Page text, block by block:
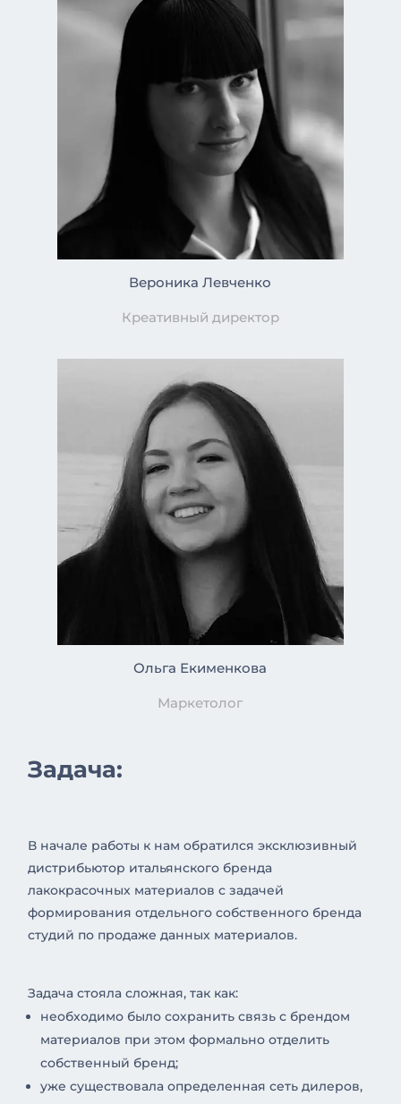
Вероника Левченко
Креативный директор
Ольга Екименкова
Маркетолог
Задача:
В начале работы к нам обратился эксклюзивный
дистрибьютор итальянского бренда
лакокрасочных материалов с задачей
формирования отдельного собственного бренда
студий по продаже данных материалов.
Задача стояла сложная, так как:
необходимо было сохранить связь с брендом
материалов при этом формально отделить
собственный бренд;
уже существовала определенная сеть дилеров,